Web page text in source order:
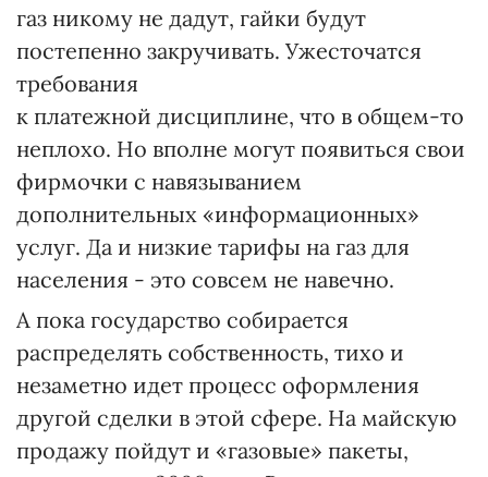
газ никому не дадут, гайки будут
постепенно закручивать. Ужесточатся
требования
к платежной дисциплине, что в общем-то
неплохо. Но вполне могут появиться свои
фирмочки с навязыванием
дополнительных «информационных»
услуг. Да и низкие тарифы на газ для
населения - это совсем не навечно.
А пока государство собирается
распределять собственность, тихо и
незаметно идет процесс оформления
другой сделки в этой сфере. На майскую
продажу пойдут и «газовые» пакеты,